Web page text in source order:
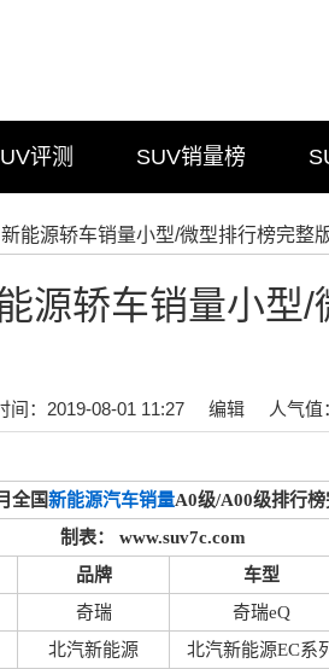
评测 SUV销量榜
能源轿车销量小型/微型排行榜完整
源轿车销量小型/
间：2019-08-01 11:27 编辑 人气值
全国新能源汽车销量A0级/A00级排行榜
制表： www.suv7c.com
品牌
车型
奇瑞
奇瑞eQ
北汽新能源
北汽新能源EC系